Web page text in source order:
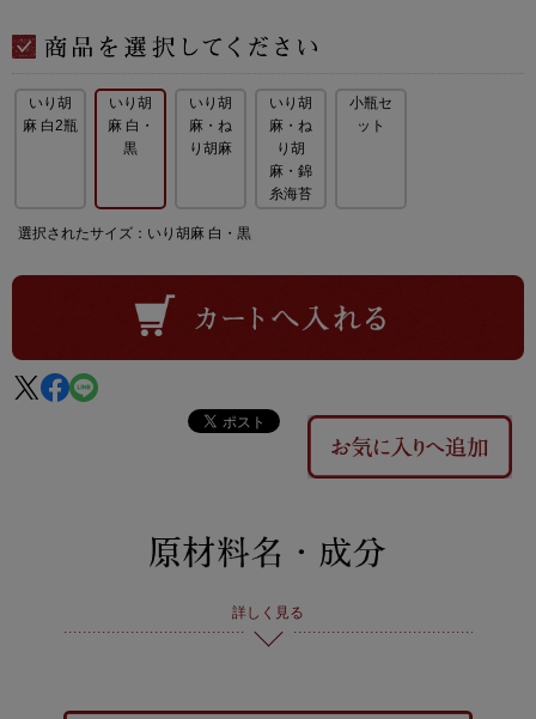
いり胡
麻 白2瓶
いり胡
麻 白・
黒
いり胡
麻・ね
り胡麻
いり胡
麻・ね
り胡
麻・錦
糸海苔
小瓶セ
ット
選択されたサイズ：いり胡麻 白・黒
詳しく見る